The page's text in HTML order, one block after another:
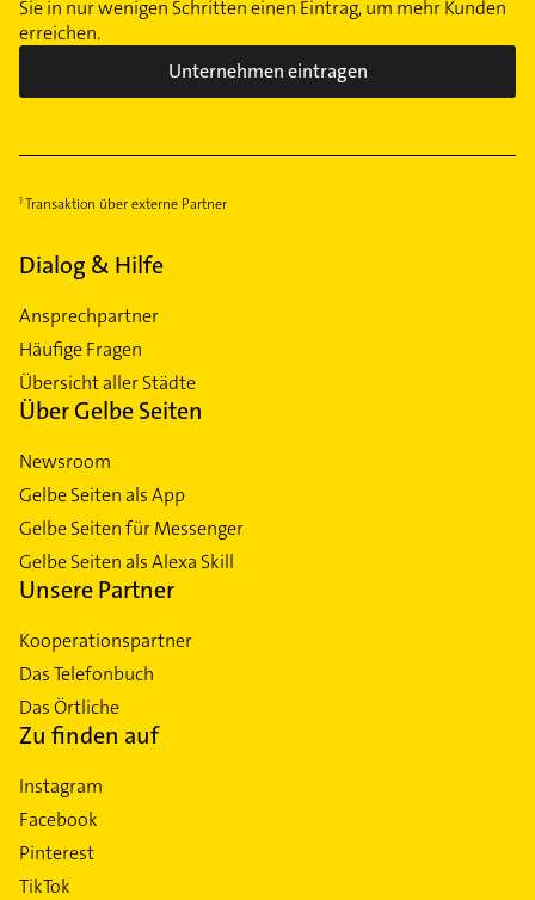
Sie in nur wenigen Schritten einen Eintrag, um mehr Kunden
erreichen.
Unternehmen eintragen
Transaktion über externe Partner
Dialog & Hilfe
Ansprechpartner
Häufige Fragen
Übersicht aller Städte
Über Gelbe Seiten
Newsroom
Gelbe Seiten als App
Gelbe Seiten für Messenger
Gelbe Seiten als Alexa Skill
Unsere Partner
Kooperationspartner
Das Telefonbuch
Das Örtliche
Zu finden auf
Instagram
Facebook
Pinterest
TikTok